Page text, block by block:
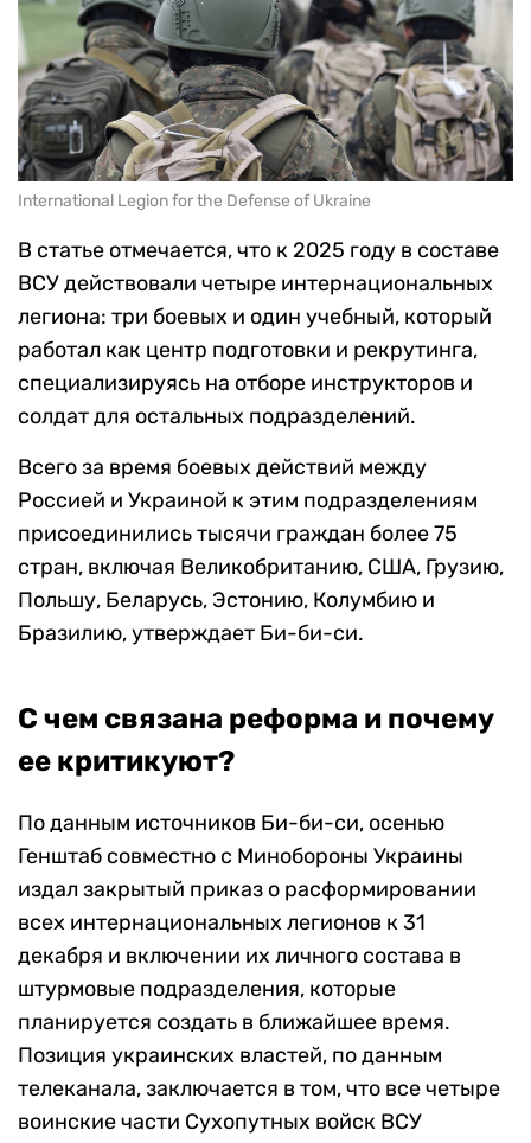
International Legion for the Defense of Ukraine
В статье отмечается, что к 2025 году в составе
ВСУ действовали четыре интернациональных
легиона: три боевых и один учебный, который
работал как центр подготовки и рекрутинга,
специализируясь на отборе инструкторов и
солдат для остальных подразделений.
Всего за время боевых действий между
Россией и Украиной к этим подразделениям
присоединились тысячи граждан более 75
стран, включая Великобританию, США, Грузию,
Польшу, Беларусь, Эстонию, Колумбию и
Бразилию, утверждает Би-би-си.
С чем связана реформа и почему
ее критикуют?
По данным источников Би-би-си, осенью
Генштаб совместно с Минобороны Украины
издал закрытый приказ о расформировании
всех интернациональных легионов к 31
декабря и включении их личного состава в
штурмовые подразделения, которые
планируется создать в ближайшее время.
Позиция украинских властей, по данным
телеканала, заключается в том, что все четыре
воинские части Сухопутных войск ВСУ